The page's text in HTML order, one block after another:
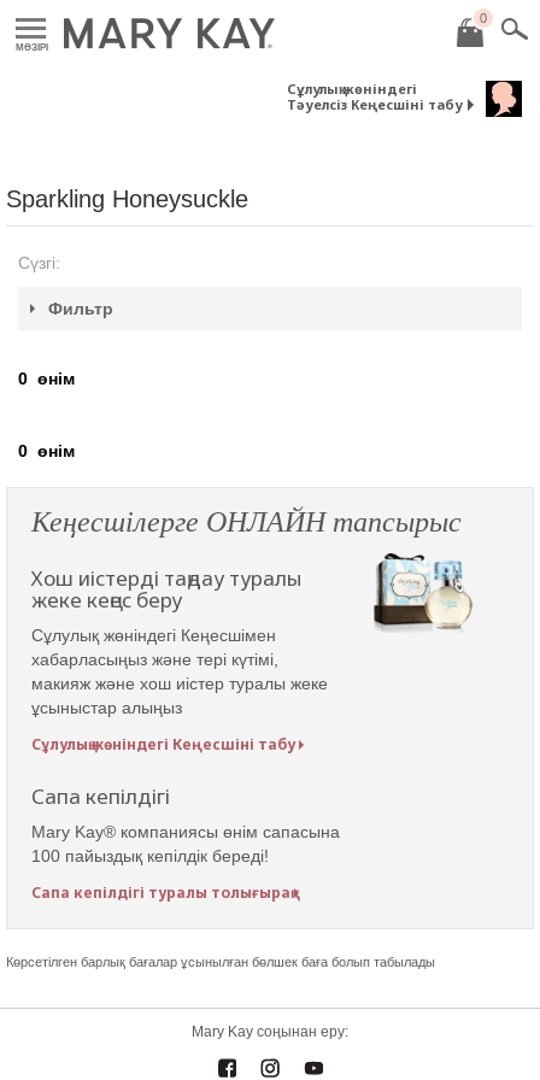
MӘЗІРІ
0
Сұлулық жөніндегі
Тәуелсіз Кеңесшіні табу
Sparkling Honeysuckle
Сүзгі:
Фильтр
0 өнім
0 өнім
Кеңесшілерге ОНЛАЙН тапсырыс
Хош иістерді таңдау туралы
жеке кеңес беру
Сұлулық жөніндегі Кеңесшімен
хабарласыңыз және тері күтімі,
макияж және хош иістер туралы жеке
ұсыныстар алыңыз
Сұлулық жөніндегі Кеңесшіні табу
Сапа кепілдігі
Mary Kay® компаниясы өнім сапасына
100 пайыздық кепілдік береді!
Сапа кепілдігі туралы толығырақ
Көрсетілген барлық бағалар ұсынылған бөлшек баға болып табылады
Mary Kay соңынан еру: